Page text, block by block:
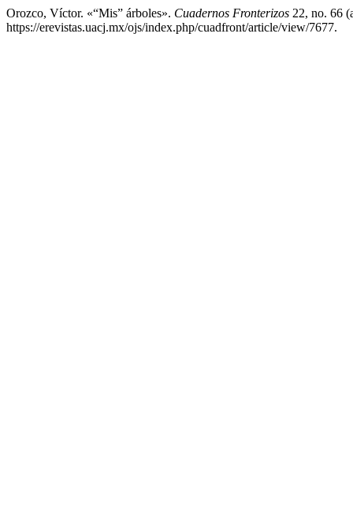
Orozco, Víctor. «“Mis” árboles». Cuadernos Fronterizos 22, no. 66
https://erevistas.uacj.mx/ojs/index.php/cuadfront/article/view/7677.